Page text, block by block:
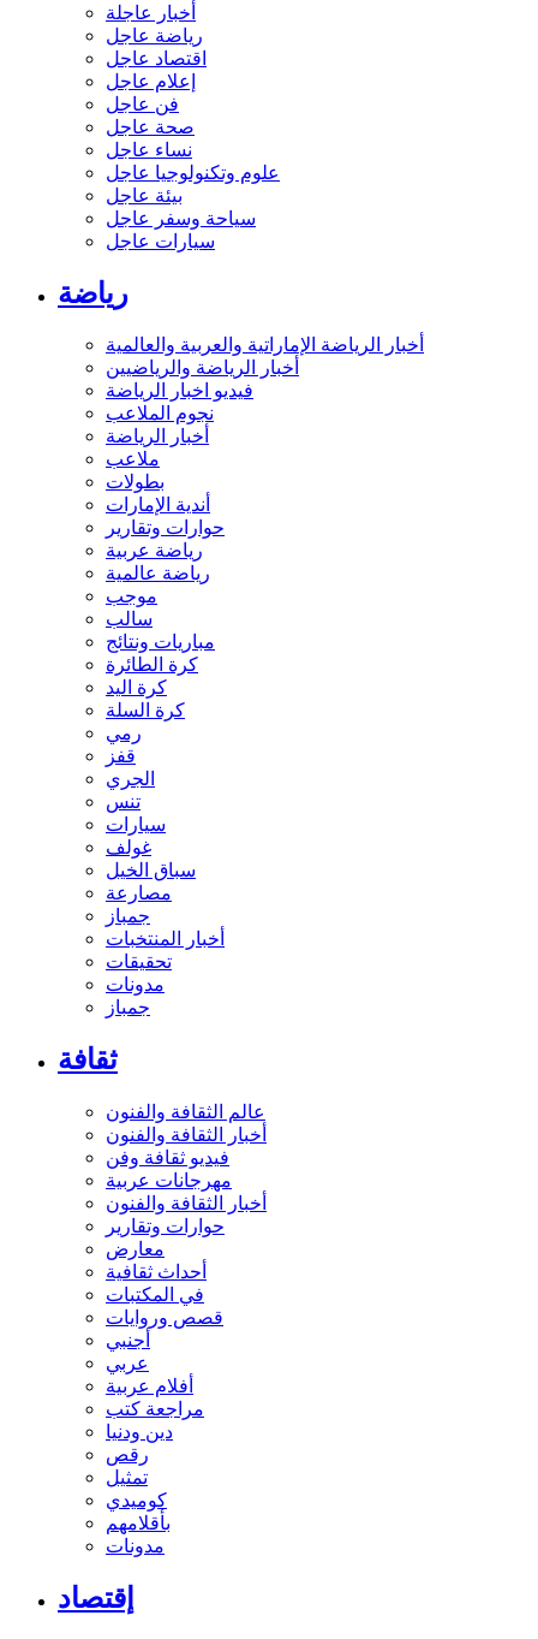
أخبار عاجلة
رياضة عاجل
اقتصاد عاجل
إعلام عاجل
فن عاجل
صحة عاجل
نساء عاجل
علوم وتكنولوجيا عاجل
بيئة عاجل
سياحة وسفر عاجل
سيارات عاجل
رياضة
أخبار الرياضة الإماراتية والعربية والعالمية
أخبار الرياضة والرياضيين
فيديو اخبار الرياضة
نجوم الملاعب
أخبار الرياضة
ملاعب
بطولات
أندية الإمارات
حوارات وتقارير
رياضة عربية
رياضة عالمية
موجب
سالب
مباريات ونتائج
كرة الطائرة
كرة اليد
كرة السلة
رمي
قفز
الجري
تنس
سيارات
غولف
سباق الخيل
مصارعة
جمباز
أخبار المنتخبات
تحقيقات
مدونات
جمباز
ثقافة
عالم الثقافة والفنون
أخبار الثقافة والفنون
فيديو ثقافة وفن
مهرجانات عربية
أخبار الثقافة والفنون
حوارات وتقارير
معارض
أحداث ثقافية
في المكتبات
قصص وروايات
أجنبي
عربي
أفلام عربية
مراجعة كتب
دين ودنيا
رقص
تمثيل
كوميدي
بأقلامهم
مدونات
إقتصاد